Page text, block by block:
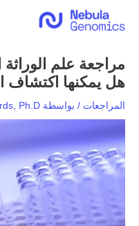
المحتوى
مراجعة علم
هل يمكنها اكتشاف
المراجعات / بواسطة Ph.D.